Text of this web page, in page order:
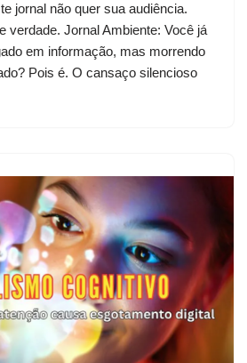
jornal não quer sua audiência.
verdade. Jornal Ambiente: Você já
em informação, mas morrendo
Pois é. O cansaço silencioso